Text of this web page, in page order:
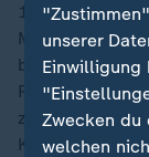
100.000
Moorgräsern
bestanden, so
Regen nicht
zufrieden.
unserer
Einwilligung
Zwecken du
welchen